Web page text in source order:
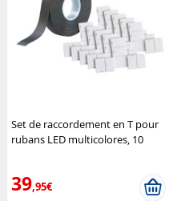
Set de raccordement en T pour
rubans LED multicolores, 10
39,95€